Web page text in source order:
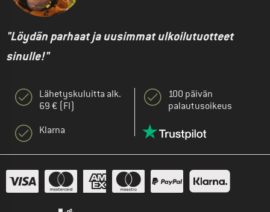
"Löydän parhaat ja uusimmat ulkoilutuotteet
sinulle!"
Lähetyskuluitta alk.
69 € (FI)
Klarna
100 päivän
palautusoikeus